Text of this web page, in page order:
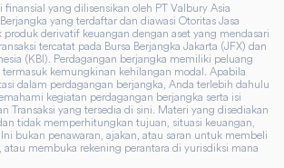
finansial yang dilisensikan oleh PT Valbury Asia
yang terdaftar dan diawasi Otoritas Jasa
produk derivatif keuangan dengan aset yang mendasari
tercatat pada Bursa Berjangka Jakarta (JFX) dan
(KBI). Perdagangan berjangka memiliki peluang
kemungkinan kehilangan modal. Apabila
dalam perdagangan berjangka, Anda terlebih dahulu
kegiatan perdagangan berjangka serta isi
Transaksi yang tersedia di sini. Materi yang disediakan
tidak memperhitungkan tujuan, situasi keuangan,
bukan penawaran, ajakan, atau saran untuk membeli
atau membuka rekening perantara di yurisdiksi mana